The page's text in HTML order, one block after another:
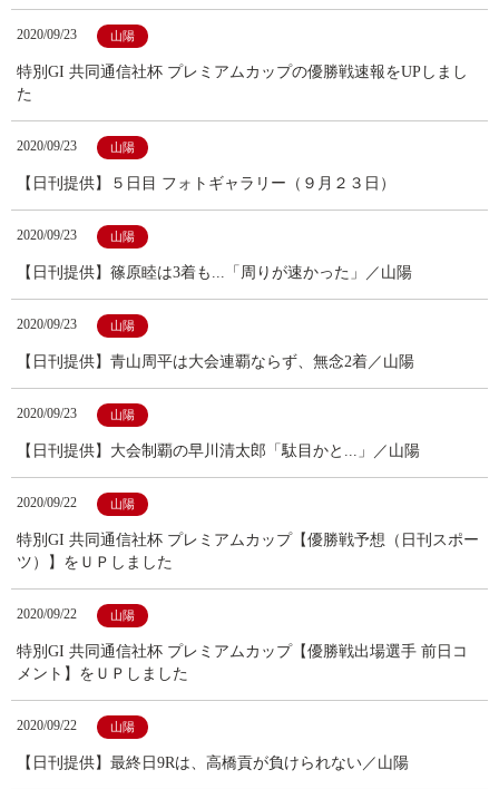
2020/09/23 山陽
特別GI 共同通信社杯 プレミアムカップの優勝戦速報をUPしまし
た
2020/09/23 山陽
【日刊提供】５日目 フォトギャラリー（９月２３日）
2020/09/23 山陽
【日刊提供】篠原睦は3着も...「周りが速かった」／山陽
2020/09/23 山陽
【日刊提供】青山周平は大会連覇ならず、無念2着／山陽
2020/09/23 山陽
【日刊提供】大会制覇の早川清太郎「駄目かと...」／山陽
2020/09/22 山陽
特別GI 共同通信社杯 プレミアムカップ【優勝戦予想（日刊スポー
ツ）】をＵＰしました
2020/09/22 山陽
特別GI 共同通信社杯 プレミアムカップ【優勝戦出場選手 前日コ
メント】をＵＰしました
2020/09/22 山陽
【日刊提供】最終日9Rは、高橋貢が負けられない／山陽